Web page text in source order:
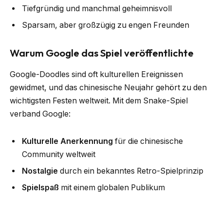
Tiefgründig und manchmal geheimnisvoll
Sparsam, aber großzügig zu engen Freunden
Warum Google das Spiel veröffentlichte
Google-Doodles sind oft kulturellen Ereignissen
gewidmet, und das chinesische Neujahr gehört zu den
wichtigsten Festen weltweit. Mit dem Snake-Spiel
verband Google:
Kulturelle Anerkennung für die chinesische
Community weltweit
Nostalgie durch ein bekanntes Retro-Spielprinzip
Spielspaß mit einem globalen Publikum